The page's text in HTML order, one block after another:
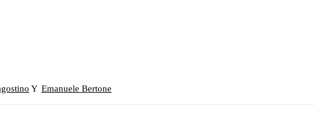
Y Emanuele Bertone